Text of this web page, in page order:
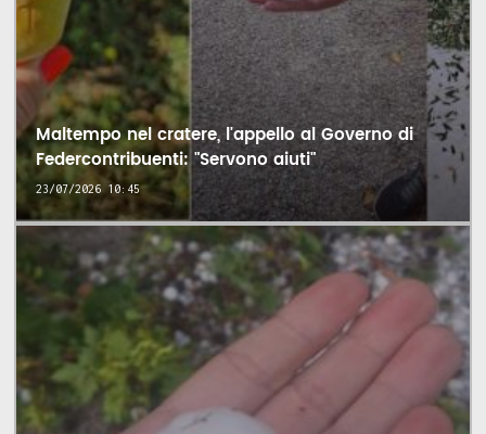
Maltempo nel cratere, l'appello al Governo di
Federcontribuenti: "Servono aiuti"
23/07/2026 10:45